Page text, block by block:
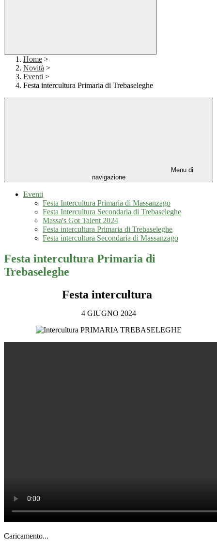
Home >
Novità >
Eventi >
Festa intercultura Primaria di Trebaseleghe
Menu di
navigazione
Eventi
Festa Intercultura Primaria di Massanzago
Festa Intercultura Secondaria di Trebaseleghe
Massa's Got Talent 2024
Festa intercultura Primaria di Trebaseleghe
Festa intercultura Secondaria di Massanzago
Festa intercultura Primaria di
Trebaseleghe
Festa intercultura
4 GIUGNO 2024
Caricamento...